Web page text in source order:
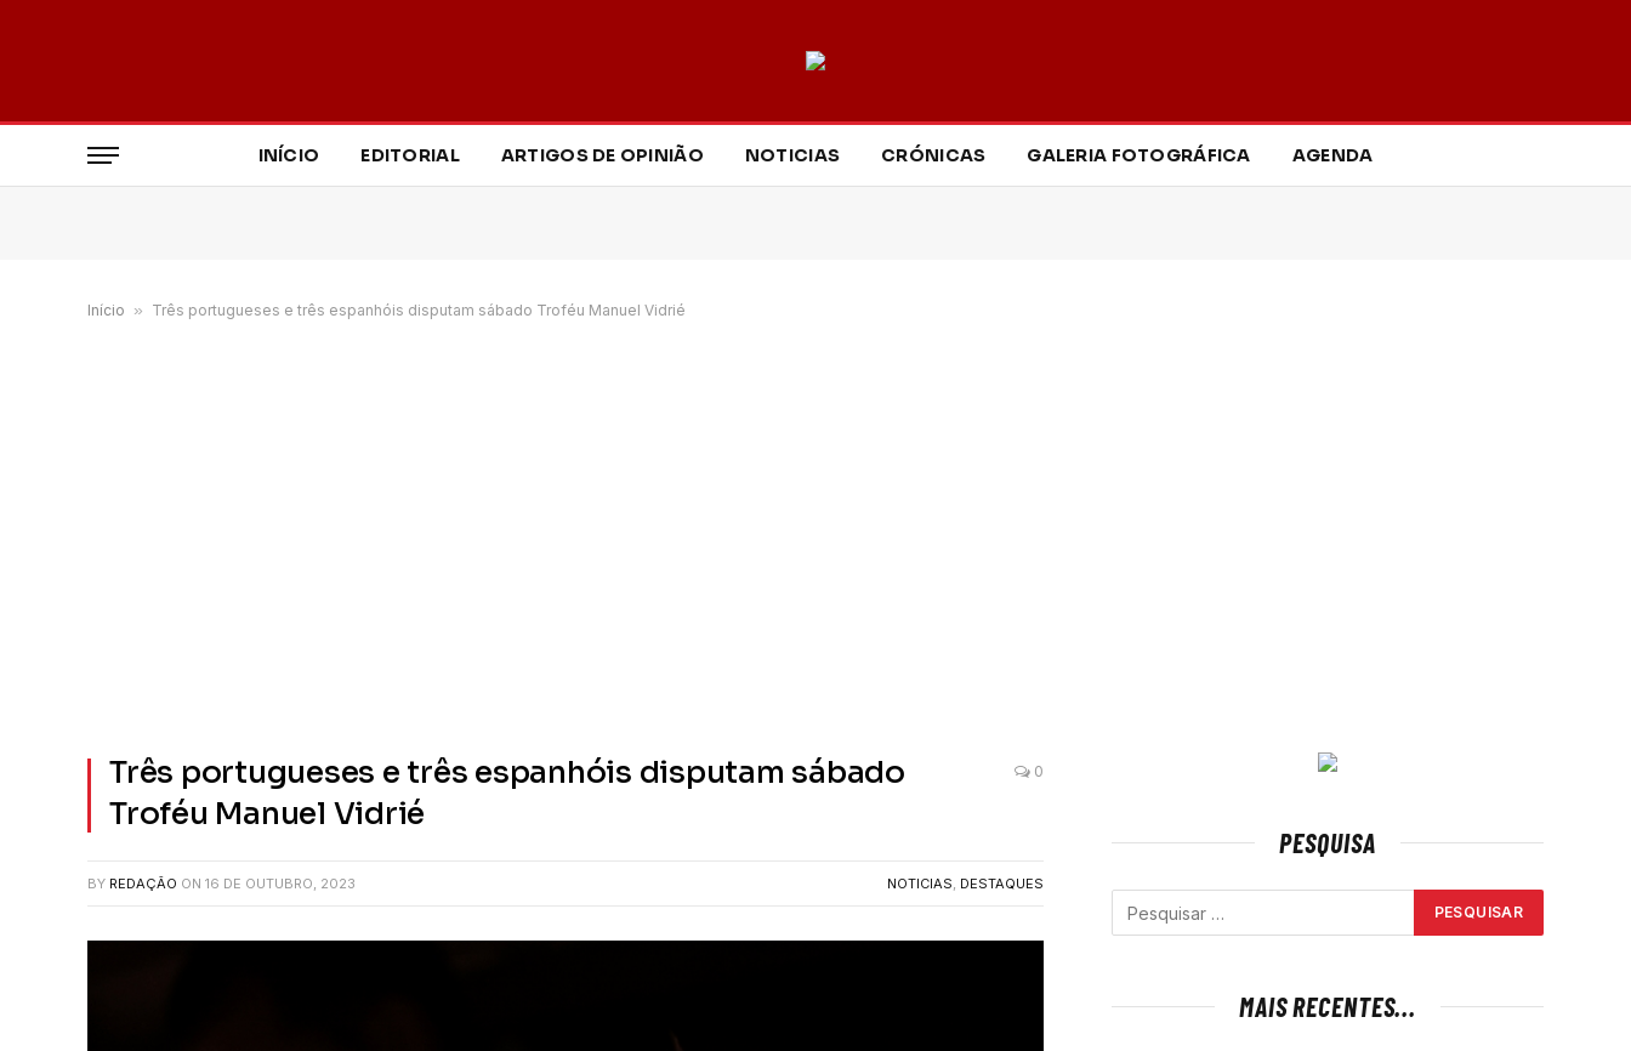
INÍCIO EDITORIAL ARTIGOS DE OPINIÃO NOTICIAS CRÓNICAS GALERIA FOTOGRÁFICA AGENDA
Início » Três portugueses e três espanhóis disputam sábado Troféu Manuel Vidrié
Três portugueses e três espanhóis disputam sábado
Troféu Manuel Vidrié
0
BY REDAÇÃO ON 16 DE OUTUBRO, 2023 NOTICIAS, DESTAQUES
PESQUISA
MAIS RECENTES...